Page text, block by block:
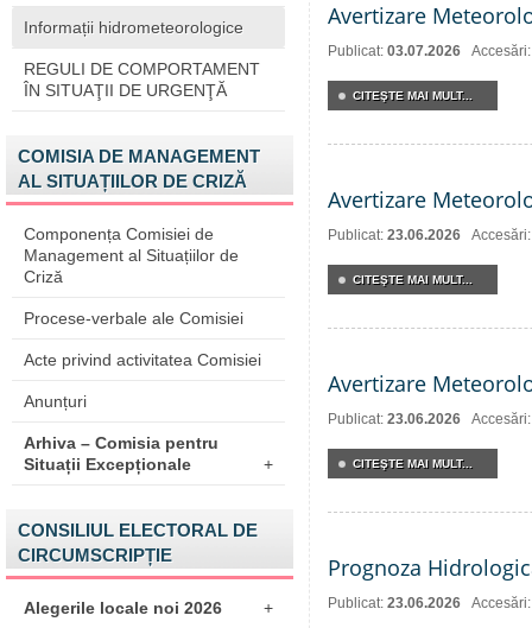
Informații hidrometeorologice
REGULI DE COMPORTAMENT
ÎN SITUAŢII DE URGENŢĂ
COMISIA DE MANAGEMENT
AL SITUAȚIILOR DE CRIZĂ
Componența Comisiei de
Management al Situațiilor de
Criză
Procese-verbale ale Comisiei
Acte privind activitatea Comisiei
Anunțuri
Arhiva – Comisia pentru
Situații Excepționale
+
CONSILIUL ELECTORAL DE
CIRCUMSCRIPȚIE
Alegerile locale noi 2026 +
Avertizare
Publicat: 03.07.2026
CITEŞTE MAI MULT...
Avertizare
Publicat: 23.06.2026
CITEŞTE MAI MULT...
Avertizare
Publicat: 23.06.2026
CITEŞTE MAI MULT...
Prognoza
Publicat: 23.06.2026